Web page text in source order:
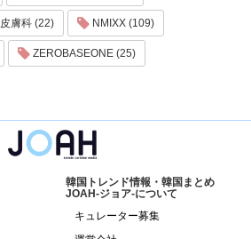
皮膚科 (22) NMIXX (109)
ZEROBASEONE (25)
韓国トレンド情報・韓国まとめ
JOAH-ジョア-について
キュレーター募集